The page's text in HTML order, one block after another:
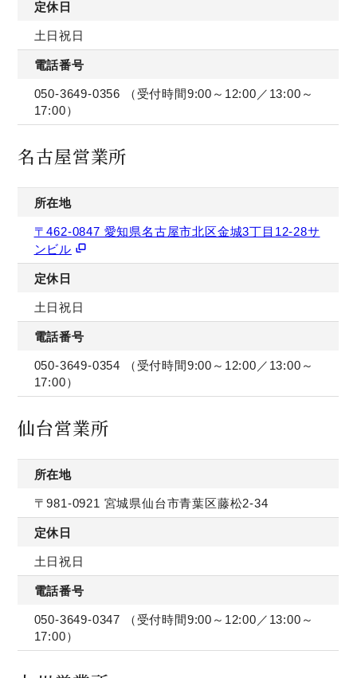
定休日
土日祝日
電話番号
050-3649-0356 （受付時間9:00～12:00／13:00～
17:00）
名古屋営業所
所在地
〒462-0847 愛知県名古屋市北区金城3丁目12-28サ
ンビル
定休日
土日祝日
電話番号
050-3649-0354 （受付時間9:00～12:00／13:00～
17:00）
仙台営業所
所在地
〒981-0921 宮城県仙台市青葉区藤松2-34
定休日
土日祝日
電話番号
050-3649-0347 （受付時間9:00～12:00／13:00～
17:00）